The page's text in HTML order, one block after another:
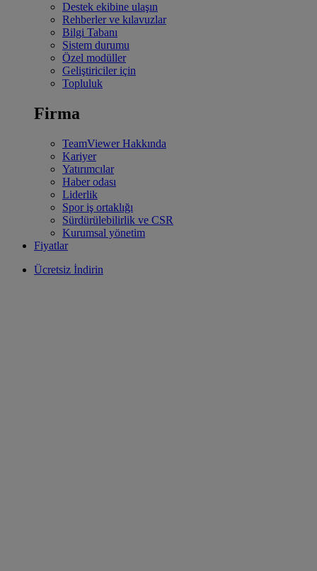
Destek ekibine ulaşın
Rehberler ve kılavuzlar
Bilgi Tabanı
Sistem durumu
Özel modüller
Geliştiriciler için
Topluluk
Firma
TeamViewer Hakkında
Kariyer
Yatırımcılar
Haber odası
Liderlik
Spor iş ortaklığı
Sürdürülebilirlik ve CSR
Kurumsal yönetim
Fiyatlar
Ücretsiz İndirin